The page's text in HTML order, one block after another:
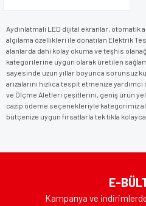
Aydınlatmalı LED dijital ekranlar, otomatik
algılama özellikleri ile donatılan Elektrik
alanlarda dahi kolay okuma ve teşhis
kategorilerine uygun olarak üretilen sağlam
sayesinde uzun yıllar boyunca sorunsuz
arızalarını hızlıca tespit etmenize
ve Ölçme Aletleri çeşitlerini, geniş ürün
cazip ödeme seçenekleriyle kategorimiz
bütçenize uygun fırsatlarla tek tıkla
E-
Kampanya ve